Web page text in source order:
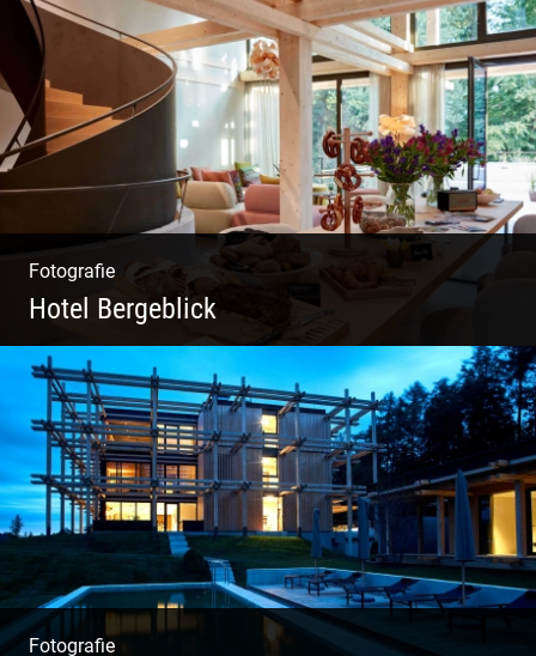
Fotografie
Hotel Bergeblick
Zweites Shooting für das Designhotel in Bad
Tölz
Fotografie